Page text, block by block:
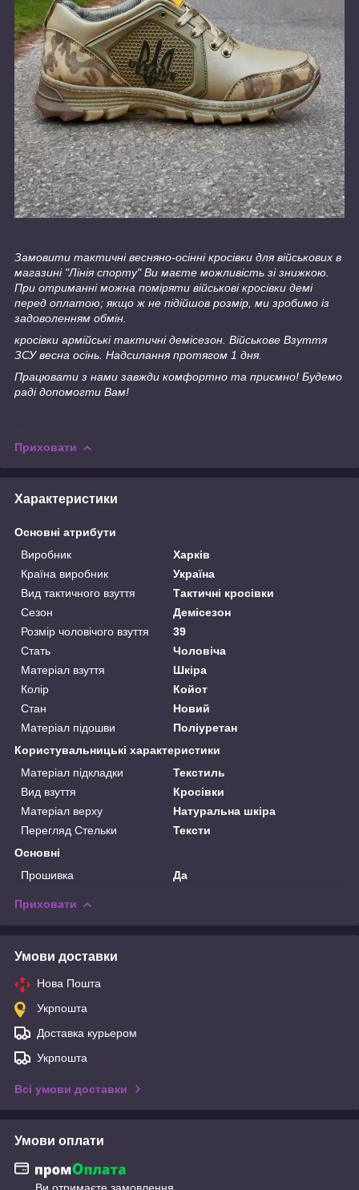
Замовити тактичні весняно-осінні кросівки для військових в
магазині "Лінія спорту" Ви маєте можливість зі знижкою.
При отриманні можна поміряти військові кросівки демі
перед оплатою; якщо ж не підійшов розмір, ми зробимо із
задоволенням обмін.
кросівки армійські тактичні демісезон. Військове Взуття
ЗСУ весна осінь. Надсилання протягом 1 дня.
Працювати з нами завжди комфортно та приємно! Будемо
раді допомогти Вам!
Приховати
Характеристики
Основні атрибути
Виробник
Харків
Країна виробник
Україна
Вид тактичного взуття
Тактичні кросівки
Сезон
Демісезон
Розмір чоловічого взуття
39
Стать
Чоловіча
Матеріал взуття
Шкіра
Колір
Койот
Стан
Новий
Матеріал підошви
Поліуретан
Користувальницькі характеристики
Матеріал підкладки
Текстиль
Вид взуття
Кросівки
Матеріал верху
Натуральна шкіра
Перегляд Стельки
Тексти
Основні
Прошивка
Да
Приховати
Умови доставки
Нова Пошта
Укрпошта
Доставка курьером
Укрпошта
Всі умови доставки
Умови оплати
Ви отримаєте замовлення